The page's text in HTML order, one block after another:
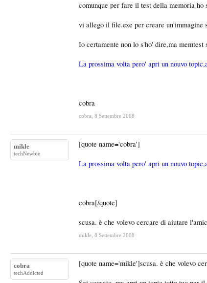
comunque per fare il test della memoria
vi allego il file.exe per creare un'immagine
Io certamente non lo s'ho' dire,ma memtest
La prossima volta pero' apri un nouvo
cobra
cobra 8 Settembre 2008
mikle
techNewbie
[quote name='cobra']
La prossima volta pero' apri un nouvo
cobra[/quote]
scusa. è che volevo cercare di aiutare
mikle 8 Settembre 2008
cobra
techAddicted
[quote name='mikle']scusa. è che volevo